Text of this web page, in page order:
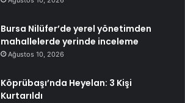
Bursa Nilüfer’de yerel yönetimden
mahallelerde yerinde inceleme
Ağustos 10, 2026
Köprübaşı’nda Heyelan: 3 Kişi
Kurtarıldı